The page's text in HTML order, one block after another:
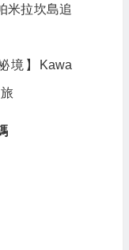
米拉坎島追
境】Kawa